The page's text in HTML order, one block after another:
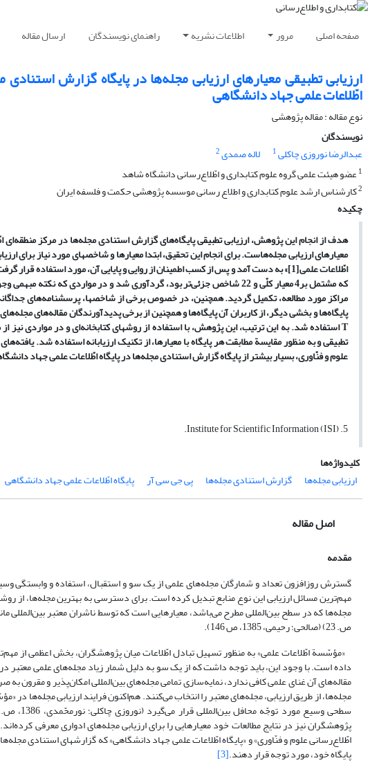
صفحه اصلی مرور اطلاعات نشریه راهنمای نویسندگان ارسال مقاله
ارزیابی تطبیقی معیارهای ارزیابی مجله‌ها در پایگاه گزارش
اطّلاعات علمی جهاد دانشگاهی
نوع مقاله : مقاله پژوهشی
نویسندگان
عبدالرضا نوروزی چاکلی1 لاله صمدی2
1عضو هیئت علمی گروه علوم کتابداری و اطّلاع‌رسانی دانشگاه شاهد
2کارشناس ارشد علوم کتابداری و اطلاع رسانی موسسه پژوهشی حکمت و فلسفه ایران
چکیده
هدف از انجام این پژوهش، ارزیابی تطبیقی پایگاه‌های گزارش استنادی مجله‌ها در مرکز منطقه‌ای
معیارهای ارزیابی مجله‌هاست. برای انجام این تحقیق، ابتدا معیارها و شاخصهای مورد نیاز برای
اطّلاعات علمی[1] » به دست آمد و پس از کسب اطمینان از روایی و پایایی آن، مورد استفاده قرار
که مشتمل بر4 معیار کلّی و 22 شاخص جزئی‌تر بود، گردآوری شد و در مواردی
مراکز مورد مطالعه، تکمیل گردید. همچنین، در خصوص برخی از شاخصها، پرسشنامه‌های
پایگاه‌ها و بخشی دیگر، از کاربران آن پایگاه‌ها و همچنین از برخی پدیدآورندگان مقاله‌های
Tاستفاده شد. به این ترتیب، این پژوهش، با استفاده از روشهای کتابخانه‌ای و در مواردی
تطبیقی و به منظور مقایسة مطابقت هر پایگاه با معیارها، از تکنیک ارزیابانه استفاده شد.
علوم و فنّاوری، بسیار بیشتر از پایگاه گزارش استنادی مجله‌ها در پایگاه اطّلاعات علمی جهاد
5. Institute for Scientific Information (ISI).
کلیدواژه‌ها
ارزیابی مجله‌ها
گزارش استنادی مجله‌ها پی جی سی آر پایگاه اطّلاعات علمی جهاد دانشگاهی
اصل مقاله
مقدمه
گسترش روزافزون تعداد و شمارگان مجله‌های علمی از یک سو و استقبال، استفاده و وابستگی
مهم‌ترین مسائل ارزیابی این نوع منابع تبدیل کرده است. برای دسترسی به بهترین مجله‌ها، از
مجله‌ها که در سطح بین‌المللی مطرح می‌باشد، معیارهایی است که توسط ناشران معتبر بین‌المللی
ص. 23) (صالحی؛ رحیمی، 1385، ص 146).
«مؤسّسة اطّلاعات علمی» به منظور تسهیل تبادل اطّلاعات میان پژوهشگران، بخش اعظمی از
داده ‌است. با وجود این، باید توجه داشت که از یک سو به دلیل شمار زیاد مجله‌های علمی
مقاله‌های آن غنای علمی کافی ندارد، نمایه‌سازی تمامی مجله‌های بین‌المللی امکان‌پذیر و
مجله‌ها، از طریق ارزیابی، مجله‌های معتبر را انتخاب می‌کنند. هم‌اکنون فرایند ارزیابی مجله‌ها
پژوهشگران نیز در نتایج مطالعات خود معیارهایی را برای ارزیابی مجله‌های ادواری معرفی
اطّلاع‌رسانی علوم و فنّاوری» و «پایگاه اطّلاعات علمی جهاد دانشگاهی» که گزارشهای استنادی
پایگاه خود، مورد توجه قرار دهند.[3]